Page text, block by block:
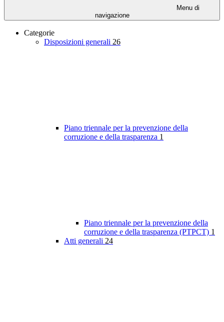
Menu di
navigazione
Categorie
Disposizioni generali 26
Piano triennale per la prevenzione della
corruzione e della trasparenza 1
Piano triennale per la prevenzione della
corruzione e della trasparenza (PTPCT) 1
Atti generali 24